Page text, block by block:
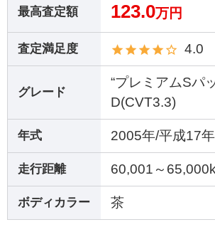
最高査定額 123.0万円
査定満足度 4.0
グレード
“プレミアムSパ
D(CVT3.3)
年式 2005年/平成17年
走行距離 60,001～
ボディカラー 茶